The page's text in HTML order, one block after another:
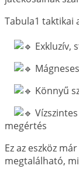
Tabula1 taktikai
Exkluzív,
Könnyű
megértés
Ez az eszköz
megtalálható,